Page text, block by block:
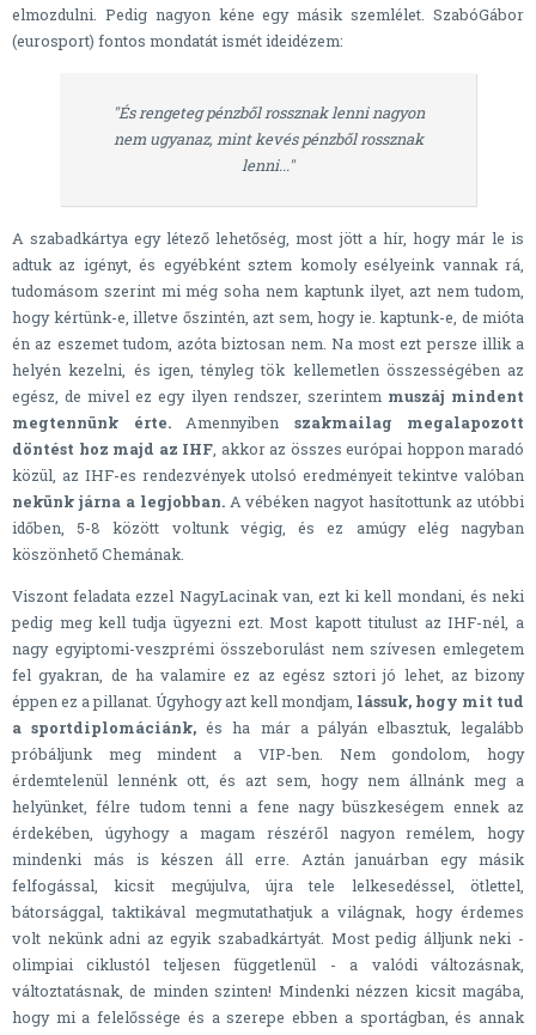
elmozdulni. Pedig nagyon kéne egy másik szemlélet. SzabóGábor
(eurosport) fontos mondatát ismét ideidézem:
"És rengeteg pénzből rossznak lenni nagyon
nem ugyanaz, mint kevés pénzből rossznak
lenni..."
A szabadkártya egy létező lehetőség, most jött a hír, hogy már le is
adtuk az igényt, és egyébként sztem komoly esélyeink vannak rá,
tudomásom szerint mi még soha nem kaptunk ilyet, azt nem tudom,
hogy kértünk-e, illetve őszintén, azt sem, hogy ie. kaptunk-e, de mióta
én az eszemet tudom, azóta biztosan nem. Na most ezt persze illik a
helyén kezelni, és igen, tényleg tök kellemetlen összességében az
egész, de mivel ez egy ilyen rendszer, szerintem muszáj mindent
megtennünk érte. Amennyiben szakmailag megalapozott
döntést hoz majd az IHF, akkor az összes európai hoppon maradó
közül, az IHF-es rendezvények utolsó eredményeit tekintve valóban
nekünk járna a legjobban.A vébéken nagyot hasítottunk az utóbbi
időben, 5-8 között voltunk végig, és ez amúgy elég nagyban
köszönhető Chemának.
Viszont feladata ezzel NagyLacinak van, ezt ki kell mondani, és neki
pedig meg kell tudja ügyezni ezt. Most kapott titulust az IHF-nél, a
nagy egyiptomi-veszprémi összeborulást nem szívesen emlegetem
fel gyakran, de ha valamire ez az egész sztori jó lehet, az bizony
éppen ez a pillanat. Úgyhogy azt kell mondjam, lássuk, hogy mit tud
a sportdiplomáciánk, és ha már a pályán elbasztuk, legalább
próbáljunk meg mindent a VIP-ben. Nem gondolom, hogy
érdemtelenül lennénk ott, és azt sem, hogy nem állnánk meg a
helyünket, félre tudom tenni a fene nagy büszkeségem ennek az
érdekében, úgyhogy a magam részéről nagyon remélem, hogy
mindenki más is készen áll erre. Aztán januárban egy másik
felfogással, kicsit megújulva, újra tele lelkesedéssel, ötlettel,
bátorsággal, taktikával megmutathatjuk a világnak, hogy érdemes
volt nekünk adni az egyik szabadkártyát. Most pedig álljunk neki -
olimpiai ciklustól teljesen függetlenül - a valódi változásnak,
változtatásnak, de minden szinten! Mindenki nézzen kicsit magába,
hogy mi a felelőssége és a szerepe ebben a sportágban, és annak